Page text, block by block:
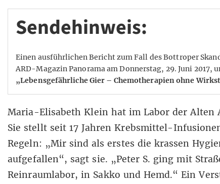
Sendehinweis:
Einen ausführlichenBericht zum Fall des Bottroper
ARD-Magazin Panorama am Donnerstag, 29. Juni 2017,
„Lebensgefährliche Gier – Chemotherapien ohne
Maria-Elisabeth Klein hat im Labor der Alten
Sie stellt seit 17 Jahren Krebsmittel-
Regeln: „Mir sind als erstes die krassen
aufgefallen“, sagt sie. „Peter S. ging mit
Reinraumlabor, in Sakko und Hemd.“ Ein